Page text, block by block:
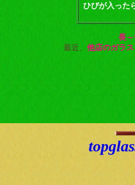
ひびが入った
長
最近、 他店のガラ